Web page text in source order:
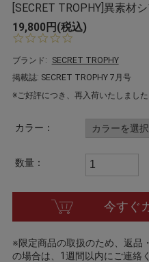
[SECRET TROPHY]異素材
19,800円(税込)
s
t
a
r
ブランド:
SECRET TROPHY
掲載誌: SECRET TROPHY 7月号
※ご好評につき、再入荷いたしました
カラー：
数量：
今すぐ
※限定商品の取扱のため、返品
の場合は、1週間以内にご連絡